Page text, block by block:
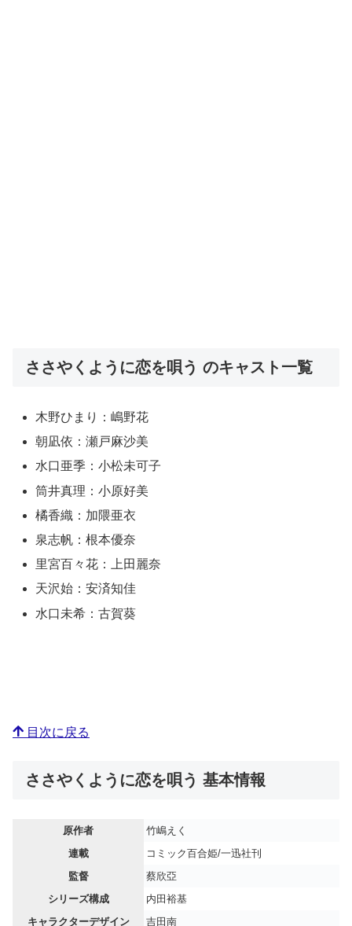
ささやくように恋を唄う のキャスト一覧
木野ひまり：嶋野花
朝凪依：瀬戸麻沙美
水口亜季：小松未可子
筒井真理：小原好美
橘香織：加隈亜衣
泉志帆：根本優奈
里宮百々花：上田麗奈
天沢始：安済知佳
水口未希：古賀葵
目次に戻る
ささやくように恋を唄う 基本情報
原作者
竹嶋えく
連載
コミック百合姫/一迅社刊
監督
蔡欣亞
シリーズ構成
内田裕基
キャラクターデザイン
吉田南